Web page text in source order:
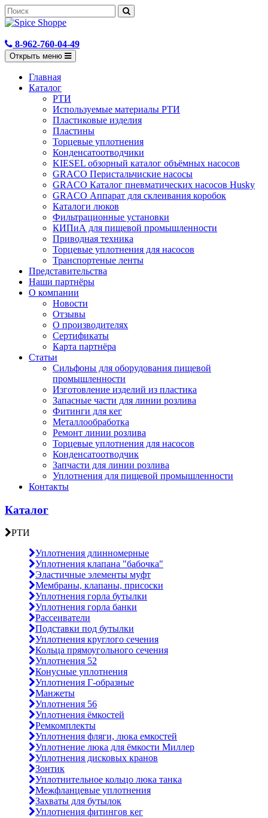
8-962-760-04-49
Открыть меню
Главная
Каталог
РТИ
Используемые материалы РТИ
Пластиковые изделия
Пластины
Торцевые уплотнения
Конденсатоотводчики
KIESEL обзорный каталог объёмных насосов
GRACO Перистальчиские насосы
GRACO Каталог пневматических насосов Husky
GRACO Аппарат для склеивания коробок
Каталоги люков
Фильтрационные установки
КИПиА для пищевой промышленности
Приводная техника
Торцевые уплотнения для насосов
Транспортеные ленты
Представительства
Наши партнёры
О компании
Новости
Отзывы
О производителях
Сертификаты
Карта партнёра
Статьи
Сильфоны для оборудования пищевой
промышленности
Изготовление изделий из пластика
Запасные части для линии розлива
Фитинги для кег
Металлообработка
Ремонт линии розлива
Торцевые уплотнения для насосов
Конденсатоотводчик
Запчасти для линии розлива
Уплотнения для пищевой промышленности
Контакты
Каталог
РТИ
Уплотнения длинномерные
Уплотнения клапана "бабочка"
Эластичные элементы муфт
Мембраны, клапаны, присоски
Уплотнения горла бутылки
Уплотнения горла банки
Рассеиватели
Подставки под бутылки
Уплотнения круглого сечения
Кольца прямоугольного сечения
Уплотнения 52
Конусные уплотнения
Уплотнения Г-образные
Манжеты
Уплотнения 56
Уплотнения ёмкостей
Ремкомплекты
Уплотнения фляги, люка емкостей
Уплотнение люка для ёмкости Миллер
Уплотнения дисковых кранов
Зонтик
Уплотнительное кольцо люка танка
Межфланцевые уплотнения
Захваты для бутылок
Уплотнения фитингов кег